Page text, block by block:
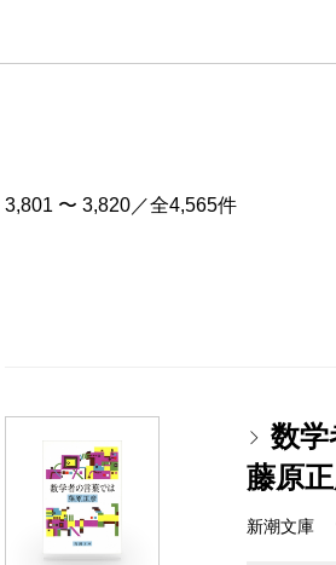
3,801 〜 3,820／全4,565件
数学
藤原
新潮文庫